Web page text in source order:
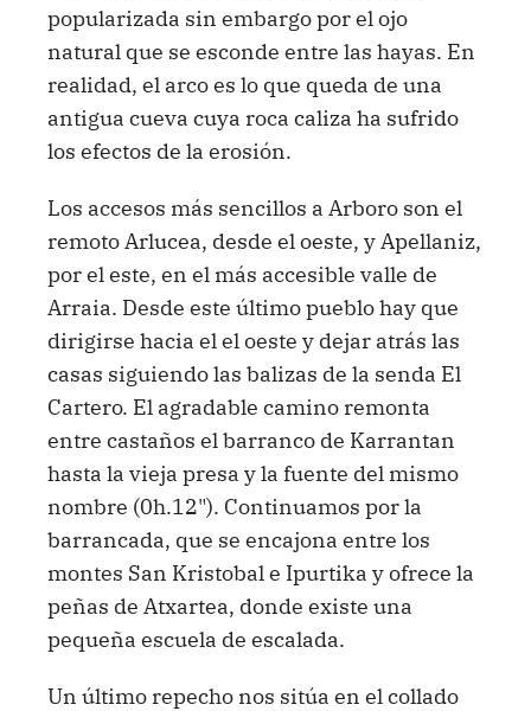
popularizada sin embargo por el ojo
natural que se esconde entre las hayas. En
realidad, el arco es lo que queda de una
antigua cueva cuya roca caliza ha sufrido
los efectos de la erosión.
Los accesos más sencillos a Arboro son el
remoto Arlucea, desde el oeste, y Apellaniz,
por el este, en el más accesible valle de
Arraia. Desde este último pueblo hay que
dirigirse hacia el el oeste y dejar atrás las
casas siguiendo las balizas de la senda El
Cartero. El agradable camino remonta
entre castaños el barranco de Karrantan
hasta la vieja presa y la fuente del mismo
nombre (0h.12"). Continuamos por la
barrancada, que se encajona entre los
montes San Kristobal e Ipurtika y ofrece la
peñas de Atxartea, donde existe una
pequeña escuela de escalada.
Un último repecho nos sitúa en el collado